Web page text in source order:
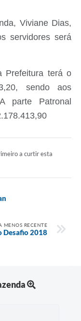
Viviane Dias,
servidores será
Prefeitura terá o
sendo aos
parte Patronal
a curtir esta
MENOS RECENTE
Desafio 2018